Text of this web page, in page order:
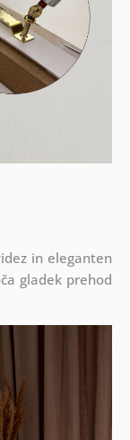
in eleganten
gladek prehod